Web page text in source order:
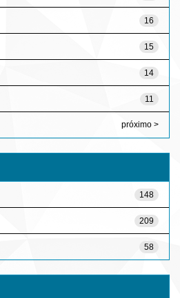
16
15
14
11
próximo >
148
209
58